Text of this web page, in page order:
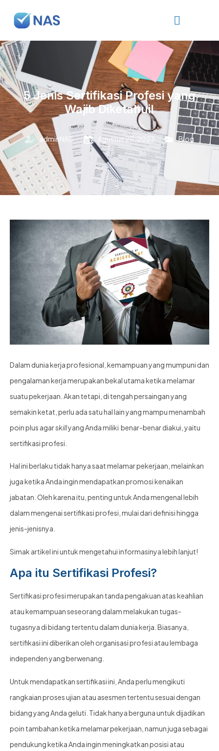
5 Jenis Sertifikasi Profesi yang
Wajib Diketahui!
adminNAS Agustus 29, 2023 Blog
Dalam dunia kerja profesional, kemampuan yang mumpuni dan
pengalaman kerja merupakan bekal utama ketika melamar
suatu pekerjaan. Akan tetapi, di tengah persaingan yang
semakin ketat, perlu ada satu hal lain yang mampu menambah
poin plus agarskillyang Anda miliki benar-benar diakui, yaitu
sertifikasi profesi.
Hal ini berlaku tidak hanya saat melamar pekerjaan, melainkan
juga ketika Anda ingin mendapatkan promosi kenaikan
jabatan. Oleh karena itu, penting untuk Anda mengenal lebih
dalam mengenai sertifikasi profesi, mulai dari definisi hingga
jenis-jenisnya.
Simak artikel ini untuk mengetahui informasinya lebih lanjut!
Apa itu Sertifikasi Profesi?
Sertifikasi profesi merupakan tanda pengakuan atas keahlian
atau kemampuan seseorang dalam melakukan tugas-
tugasnya di bidang tertentu dalam dunia kerja. Biasanya,
sertifikasi ini diberikan oleh organisasi profesi atau lembaga
independen yang berwenang.
Untuk mendapatkan sertifikasi ini, Anda perlu mengikuti
rangkaian proses ujian atau asesmen tertentu sesuai dengan
bidang yang Anda geluti. Tidak hanya berguna untuk dijadikan
poin tambahan ketika melamar pekerjaan, namun juga sebagai
pendukung ketika Anda ingin meningkatkan posisi atau